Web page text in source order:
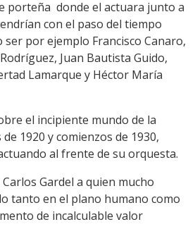
porteña donde el actuara junto a
con el paso del tiempo
por ejemplo Francisco Canaro,
Juan Bautista Guido,
Lamarque y Héctor María
el incipiente mundo de la
1920 y comienzos de 1930,
al frente de su orquesta.
Gardel a quien mucho
tanto en el plano humano como
de incalculable valor